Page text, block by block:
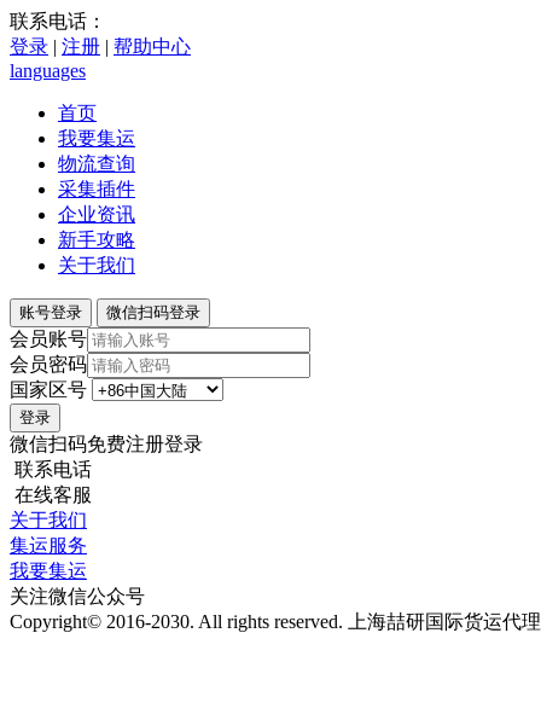
联系电话：
登录 | 注册 | 帮助中心
languages
首页
我要集运
物流查询
采集插件
企业资讯
新手攻略
关于我们
账号登录 微信扫码登录
会员账号
会员密码
国家区号
微信扫码免费注册登录
联系电话
在线客服
关于我们
集运服务
我要集运
关注微信公众号
Copyright© 2016-2030. All rights reserved. 上海喆研国际货运代